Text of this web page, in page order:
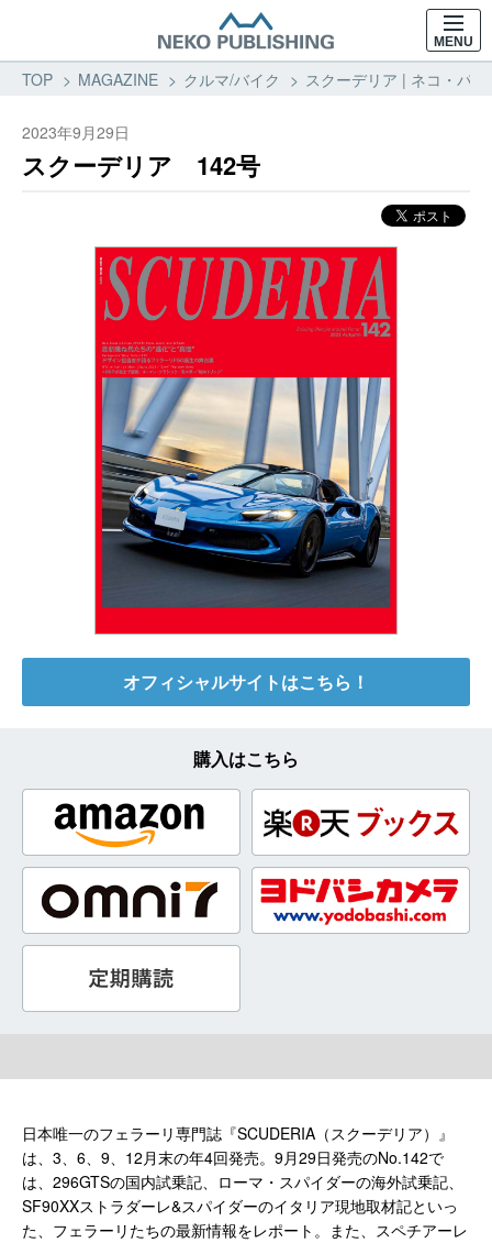
MENU
TOP MAGAZINE クルマ/バイク スクーデリア | ネコ・パ
2023年9月29日
スクーデリア 142号
オフィシャルサイトはこちら！
購入はこちら
日本唯一のフェラーリ専門誌『SCUDERIA（スクーデリア）』
は、3、6、9、12月末の年4回発売。9月29日発売のNo.142で
は、296GTSの国内試乗記、ローマ・スパイダーの海外試乗記、
SF90XXストラダーレ&スパイダーのイタリア現地取材記といっ
た、フェラーリたちの最新情報をレポート。また、スペチアーレ